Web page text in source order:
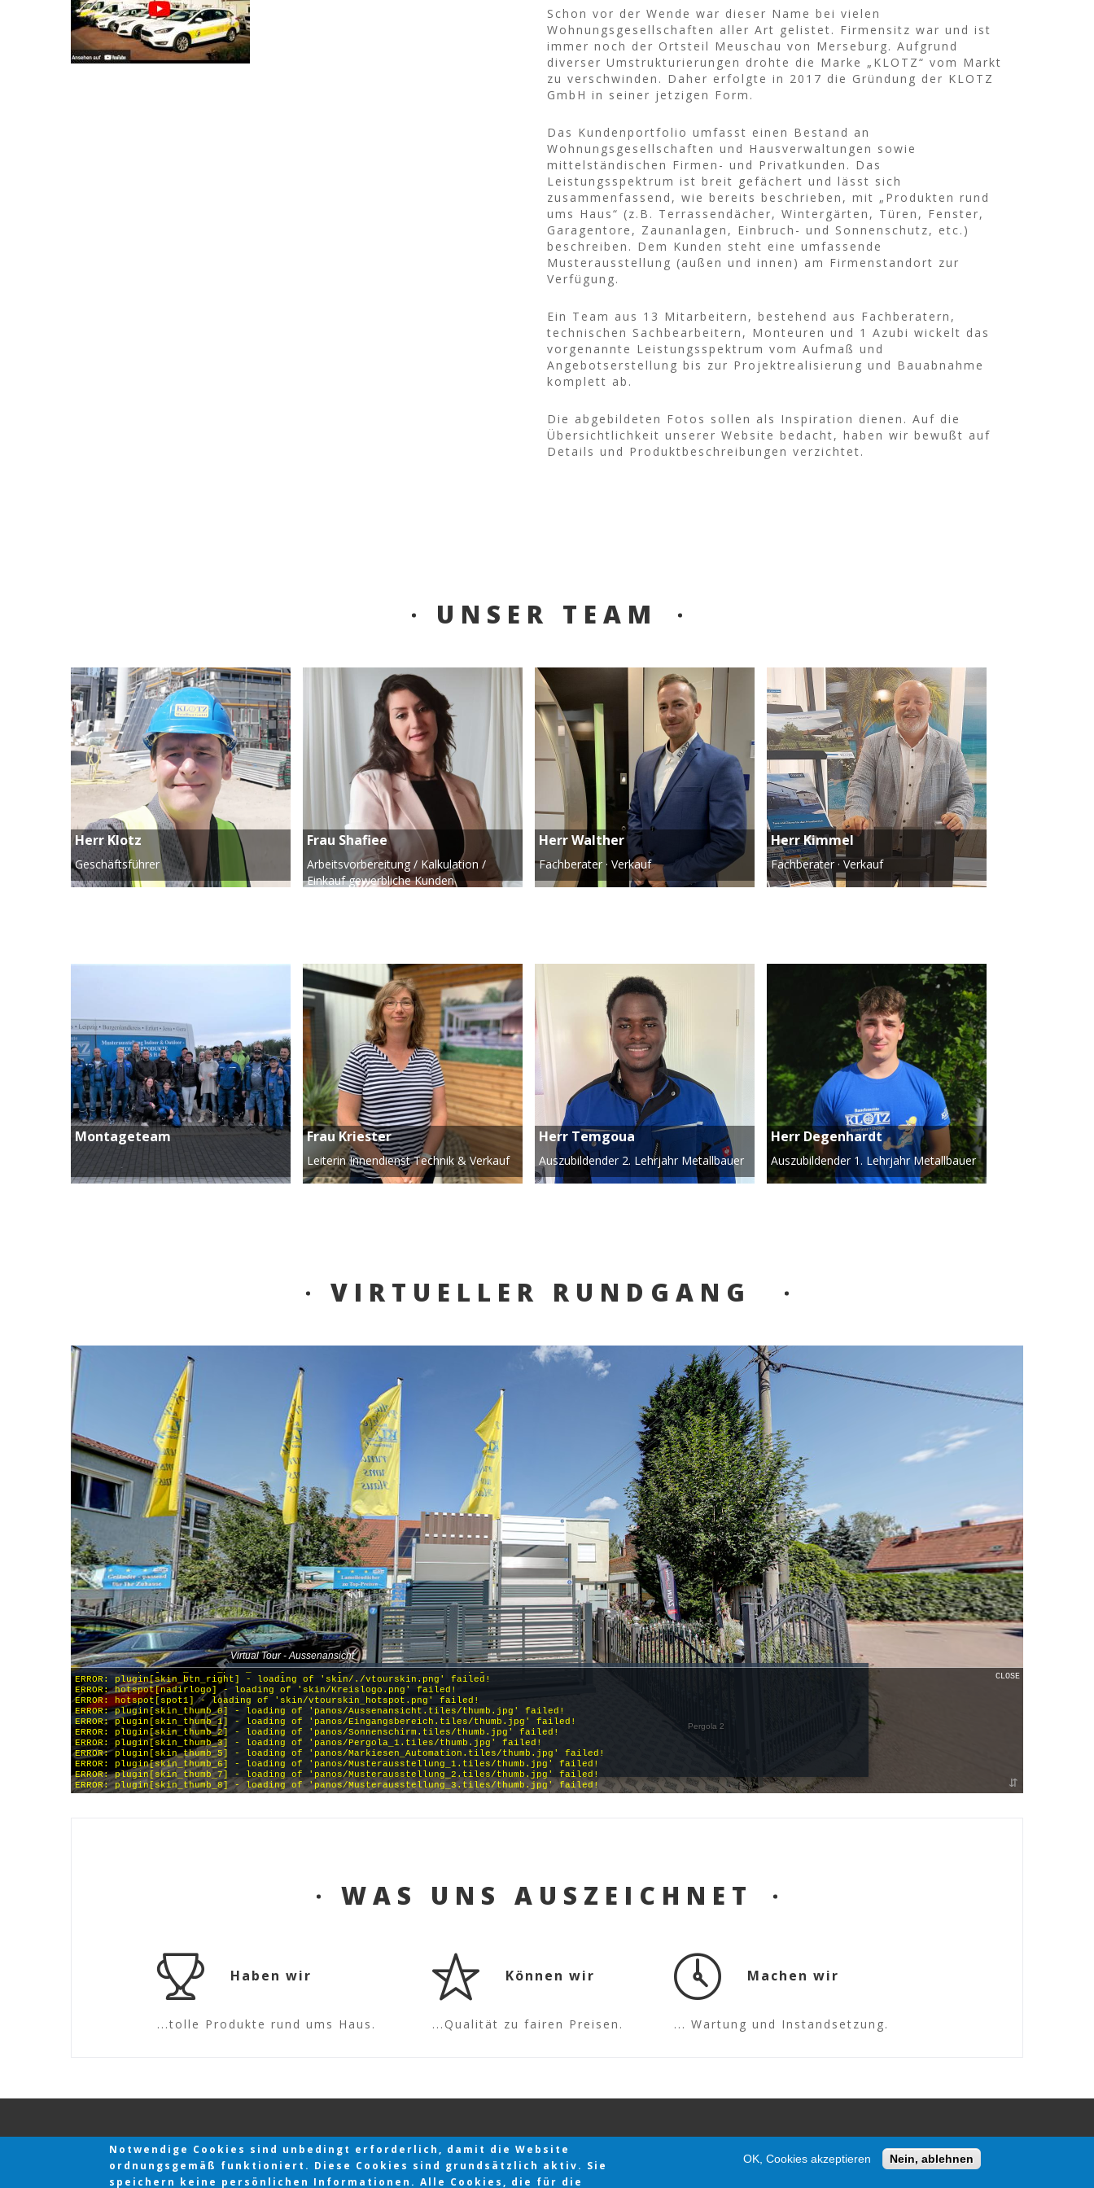
Schon vor der Wende war dieser Name bei vielen
Wohnungsgesellschaften aller Art gelistet. Firmensitz war und ist
immer noch der Ortsteil Meuschau von Merseburg. Aufgrund
diverser Umstrukturierungen drohte die Marke „KLOTZ“ vom Markt
zu verschwinden. Daher erfolgte in 2017 die Gründung der KLOTZ
GmbH in seiner jetzigen Form.
Das Kundenportfolio umfasst einen Bestand an
Wohnungsgesellschaften und Hausverwaltungen sowie
mittelständischen Firmen- und Privatkunden. Das
Leistungsspektrum ist breit gefächert und lässt sich
zusammenfassend, wie bereits beschrieben, mit „Produkten rund
ums Haus“ (z.B. Terrassendächer, Wintergärten, Türen, Fenster,
Garagentore, Zaunanlagen, Einbruch- und Sonnenschutz, etc.)
beschreiben. Dem Kunden steht eine umfassende
Musterausstellung (außen und innen) am Firmenstandort zur
Verfügung.
Ein Team aus 13 Mitarbeitern, bestehend aus Fachberatern,
technischen Sachbearbeitern, Monteuren und 1 Azubi wickelt das
vorgenannte Leistungsspektrum vom Aufmaß und
Angebotserstellung bis zur Projektrealisierung und Bauabnahme
komplett ab.
Die abgebildeten Fotos sollen als Inspiration dienen. Auf die
Übersichtlichkeit unserer Website bedacht, haben wir bewußt auf
Details und Produktbeschreibungen verzichtet.
UNSER TEAM
Herr Klotz
Geschäftsführer
Frau Shafiee
Arbeitsvorbereitung / Kalkulation /
Einkauf gewerbliche Kunden
Herr Walther
Fachberater · Verkauf
Herr Kimmel
Fachberater · Verkauf
Montageteam Frau Kriester
Leiterin Innendienst Technik & Verkauf
Herr Temgoua
Auszubildender 2. Lehrjahr Metallbauer
Herr Degenhardt
Auszubildender 1. Lehrjahr Metallbauer
VIRTUELLER RUNDGANG
WAS UNS AUSZEICHNET
Haben wir
...tolle Produkte rund ums Haus.
Können wir
...Qualität zu fairen Preisen.
Machen wir
... Wartung und Instandsetzung.
Notwendige Cookies sind unbedingt erforderlich, damit die Website
ordnungsgemäß funktioniert. Diese Cookies sind grundsätzlich aktiv. Sie
speichern keine persönlichen Informationen. Alle Cookies, die für die
OK, Cookies akzeptieren Nein, ablehnen